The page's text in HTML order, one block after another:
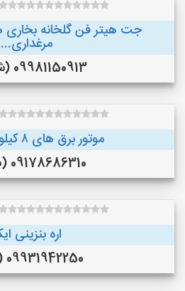
مرغداری...
09981150913 (شهرکرد)
موتور برق های ٨ کیلوات بنزینی
09178686310 (بوشهر)
اره بنزینی
09931942250 (ایلام)